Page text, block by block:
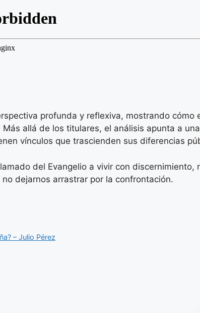
profunda y reflexiva, mostrando cómo
allá de los titulares, el análisis apunta a
vínculos que trascienden sus diferencias
del Evangelio a vivir con discernimiento,
dejarnos arrastrar por la confrontación.
– Julio Pérez